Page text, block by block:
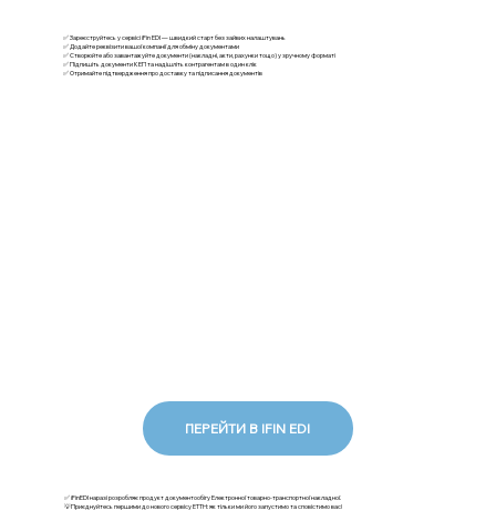
✅ Зареєструйтесь у сервісі iFin EDI — швидкий старт без зайвих налаштувань
✅ Додайте реквізити вашої компанії для обміну документами
✅ Створюйте або завантажуйте документи (накладні, акти, рахунки тощо) у зручному форматі
✅ Підпишіть документи КЕП та надішліть контрагентам в один клік
✅ Отримайте підтвердження про доставку та підписання документів
✅ iFinEDI наразі розробляє продукт документообігу Електронної товарно-транспортної накладної.
💡Приєднуйтесь першими до нового сервісу ЕТТН: як тільки ми його запустимо та сповістимо вас!
ПЕРЕЙТИ В IFIN EDI